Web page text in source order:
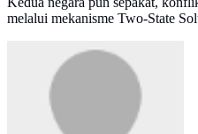
melalui mekanisme Two-State